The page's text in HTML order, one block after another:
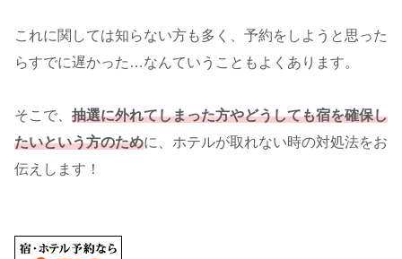
これに関しては知らない方も多く、予約をしようと思った
らすでに遅かった…なんていうこともよくあります。
そこで、 抽選に外れてしまった方やどうしても宿を確保し
たいという方のために、ホテルが取れない時の対処法をお
伝えします！